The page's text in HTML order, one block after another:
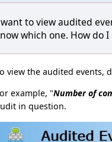
to view audited
which one. How do I
view the audited events,
example, "Number of
in question.